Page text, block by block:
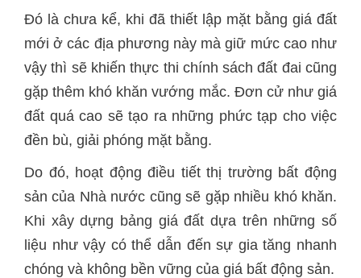
Đó là chưa kể, khi đã thiết lập mặt bằng giá đất
mới ở các địa phương này mà giữ mức cao như
vậy thì sẽ khiến thực thi chính sách đất đai cũng
gặp thêm khó khăn vướng mắc. Đơn cử như giá
đất quá cao sẽ tạo ra những phức tạp cho việc
đền bù, giải phóng mặt bằng.
Do đó, hoạt động điều tiết thị trường bất động
sản của Nhà nước cũng sẽ gặp nhiều khó khăn.
Khi xây dựng bảng giá đất dựa trên những số
liệu như vậy có thể dẫn đến sự gia tăng nhanh
chóng và không bền vững của giá bất động sản.